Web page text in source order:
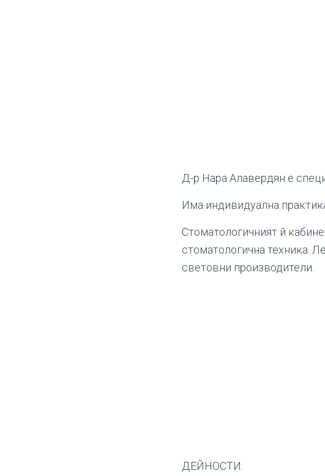
Д-р Нара Алавердян е
Има индивидуална
Стоматологичният й
стоматологична техника.
световни производители.
ДЕЙНОСТИ: